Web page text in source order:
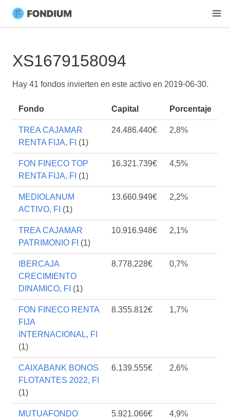
XS1679158094
Hay 41 fondos invierten en este activo en 2019-06-30.
Fondo Capital Porcentaje
TREA CAJAMAR
RENTA FIJA, FI (1)
24.486.440€ 2,8%
FON FINECO TOP
RENTA FIJA, FI (1)
16.321.739€ 4,5%
MEDIOLANUM
ACTIVO, FI (1)
13.660.949€ 2,2%
TREA CAJAMAR
PATRIMONIO FI (1)
10.916.948€ 2,1%
IBERCAJA
CRECIMIENTO
DINAMICO, FI (1)
8.778.228€ 0,7%
FON FINECO RENTA
FIJA
INTERNACIONAL, FI
(1)
8.355.812€ 1,7%
CAIXABANK BONOS
FLOTANTES 2022, FI
(1)
6.139.555€ 2,6%
MUTUAFONDO
5.921.066€ 4,9%